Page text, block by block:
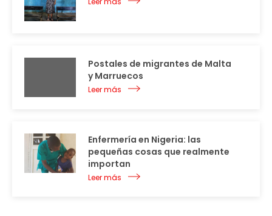
Postales de migrantes de Malta
y Marruecos
Leer más
Enfermería en Nigeria: las
pequeñas cosas que realmente
importan
Leer más